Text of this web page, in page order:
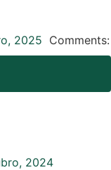
2025 Comments:
2024